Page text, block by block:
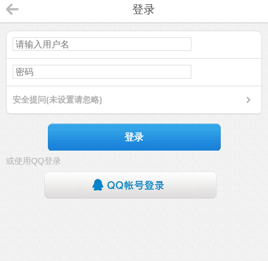
登录
安全提问(未设置请忽略)
登录
或使用QQ登录